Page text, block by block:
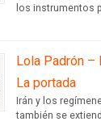
los instrumentos
Lola Padrón –
La portada
Irán y los
también se